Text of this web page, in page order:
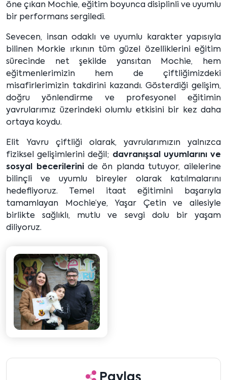
öne çıkan Mochie, eğitim boyunca disiplinli ve uyumlu
bir performans sergiledi.
Sevecen, insan odaklı ve uyumlu karakter yapısıyla
bilinen Morkie ırkının tüm güzel özelliklerini eğitim
sürecinde net şekilde yansıtan Mochie, hem
eğitmenlerimizin hem de çiftliğimizdeki
misafirlerimizin takdirini kazandı. Gösterdiği gelişim,
doğru yönlendirme ve profesyonel eğitimin
yavrularımız üzerindeki olumlu etkisini bir kez daha
ortaya koydu.
Elit Yavru çiftliği olarak, yavrularımızın yalnızca
fiziksel gelişimlerini değil; davranışsal uyumlarını ve
sosyal becerilerinide ön planda tutuyor, ailelerine
bilinçli ve uyumlu bireyler olarak katılmalarını
hedefliyoruz. Temel itaat eğitimini başarıyla
tamamlayan Mochie’ye, Yaşar Çetin ve ailesiyle
birlikte sağlıklı, mutlu ve sevgi dolu bir yaşam
diliyoruz.
Paylaş